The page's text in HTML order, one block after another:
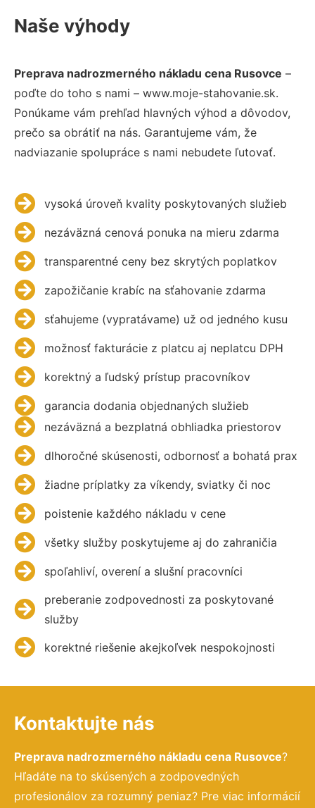
Naše výhody
Preprava nadrozmerného nákladu cena Rusovce –
poďte do toho s nami – www.moje-stahovanie.sk.
Ponúkame vám prehľad hlavných výhod a dôvodov,
prečo sa obrátiť na nás. Garantujeme vám, že
nadviazanie spolupráce s nami nebudete ľutovať.
vysoká úroveň kvality poskytovaných služieb
nezáväzná cenová ponuka na mieru zdarma
transparentné ceny bez skrytých poplatkov
zapožičanie krabíc na sťahovanie zdarma
sťahujeme (vypratávame) už od jedného kusu
možnosť fakturácie z platcu aj neplatcu DPH
korektný a ľudský prístup pracovníkov
garancia dodania objednaných služieb
nezáväzná a bezplatná obhliadka priestorov
dlhoročné skúsenosti, odbornosť a bohatá prax
žiadne príplatky za víkendy, sviatky či noc
poistenie každého nákladu v cene
všetky služby poskytujeme aj do zahraničia
spoľahliví, overení a slušní pracovníci
preberanie zodpovednosti za poskytované
služby
korektné riešenie akejkoľvek nespokojnosti
Kontaktujte nás
Preprava nadrozmerného nákladu cena Rusovce?
Hľadáte na to skúsených a zodpovedných
profesionálov za rozumný peniaz? Pre viac informácií